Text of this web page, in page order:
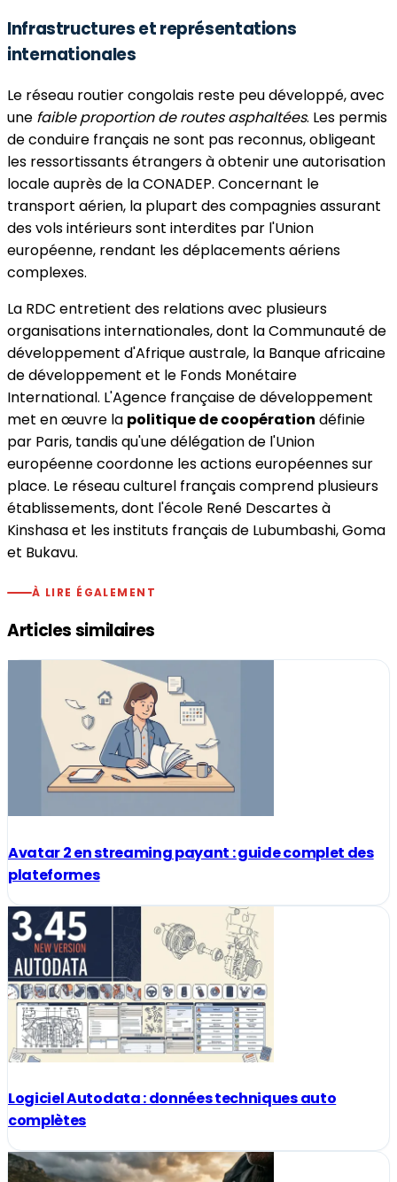
Infrastructures et représentations
internationales
Le réseau routier congolais reste peu développé, avec
une faible proportion de routes asphaltées. Les permis
de conduire français ne sont pas reconnus, obligeant
les ressortissants étrangers à obtenir une autorisation
locale auprès de la CONADEP. Concernant le
transport aérien, la plupart des compagnies assurant
des vols intérieurs sont interdites par l'Union
européenne, rendant les déplacements aériens
complexes.
La RDC entretient des relations avec plusieurs
organisations internationales, dont la Communauté de
développement d'Afrique australe, la Banque africaine
de développement et le Fonds Monétaire
International. L'Agence française de développement
met en œuvre la politique de coopération définie
par Paris, tandis qu'une délégation de l'Union
européenne coordonne les actions européennes sur
place. Le réseau culturel français comprend plusieurs
établissements, dont l'école René Descartes à
Kinshasa et les instituts français de Lubumbashi, Goma
et Bukavu.
À LIRE ÉGALEMENT
Articles similaires
Avatar 2 en streaming payant : guide complet des
plateformes
Logiciel Autodata : données techniques auto
complètes